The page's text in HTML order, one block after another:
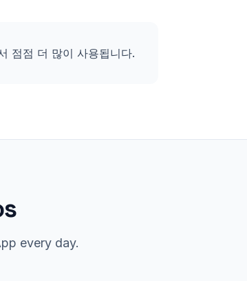
점점 더 많이 사용됩니다.
every day.